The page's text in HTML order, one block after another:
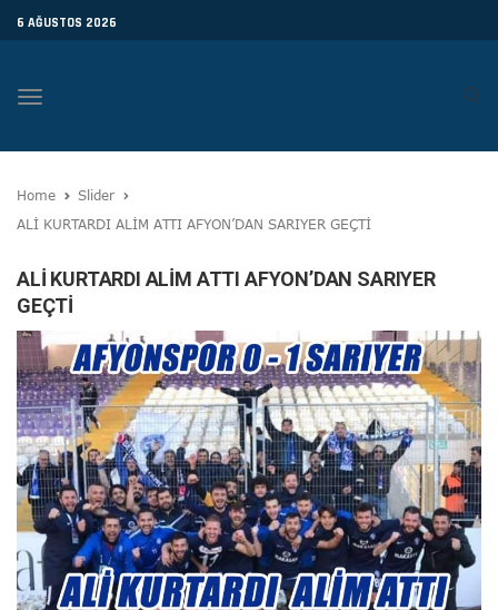
6 AĞUSTOS 2026
Toggle
Home
Slider
ALİ KURTARDI ALİM ATTI AFYON’DAN SARIYER GEÇTİ
ALİ KURTARDI ALİM ATTI AFYON’DAN SARIYER
GEÇTİ